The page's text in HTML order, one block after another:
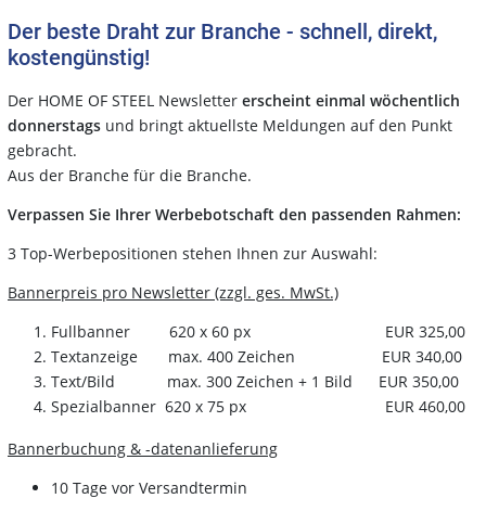
Der beste Draht zur Branche - schnell, direkt,
kostengünstig!
Der HOME OF STEEL Newsletter erscheint einmal wöchentlich
donnerstags und bringt aktuellste Meldungen auf den Punkt
gebracht.
Aus der Branche für die Branche.
Verpassen Sie Ihrer Werbebotschaft den passenden Rahmen:
3 Top-Werbepositionen stehen Ihnen zur Auswahl:
Bannerpreis pro Newsletter (zzgl. ges. MwSt.)
Fullbanner 620 x 60 px EUR 325,00
Textanzeige max. 400 Zeichen EUR 340,00
Text/Bild max. 300 Zeichen + 1 Bild EUR 350,00
Spezialbanner 620 x 75 px EUR 460,00
Bannerbuchung & -datenanlieferung
10 Tage vor Versandtermin